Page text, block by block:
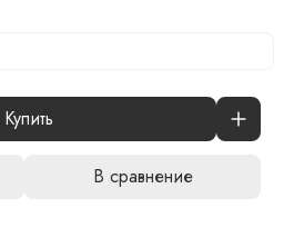
Купить
В сравнение